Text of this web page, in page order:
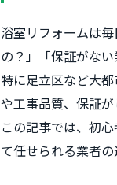
浴室リフォームは
の？」「保証がな
特に足立区など大
や工事品質、保証
この記事では、初
て任せられる業者